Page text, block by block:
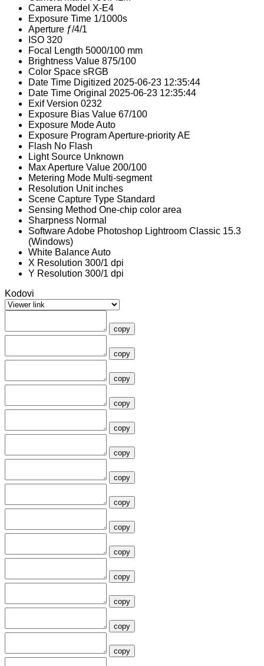
Camera Model X-E4
Exposure Time 1/1000s
Aperture ƒ/4/1
ISO 320
Focal Length 5000/100 mm
Brightness Value 875/100
Color Space sRGB
Date Time Digitized 2025-06-23 12:35:44
Date Time Original 2025-06-23 12:35:44
Exif Version 0232
Exposure Bias Value 67/100
Exposure ModeAuto
Exposure ProgramAperture-priority AE
Flash No Flash
Light Source Unknown
Max Aperture Value 200/100
Metering Mode Multi-segment
Resolution Unit inches
Scene Capture Type Standard
Sensing Method One-chip color area
Sharpness Normal
SoftwareAdobe Photoshop Lightroom Classic 15.3
(Windows)
White BalanceAuto
X Resolution 300/1 dpi
Y Resolution 300/1 dpi
Kodovi
copy
copy
copy
copy
copy
copy
copy
copy
copy
copy
copy
copy
copy
copy